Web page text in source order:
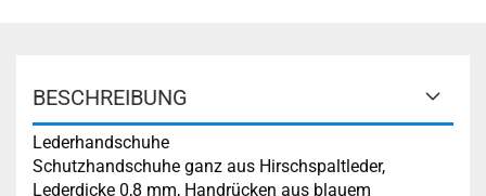
BESCHREIBUNG
Lederhandschuhe
Schutzhandschuhe ganz aus Hirschspaltleder,
Lederdicke 0,8 mm, Handrücken aus blauem